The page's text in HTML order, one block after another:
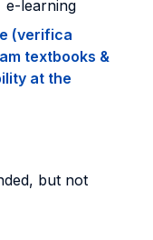
e-learning
(verifica
textbooks &
at the
but not